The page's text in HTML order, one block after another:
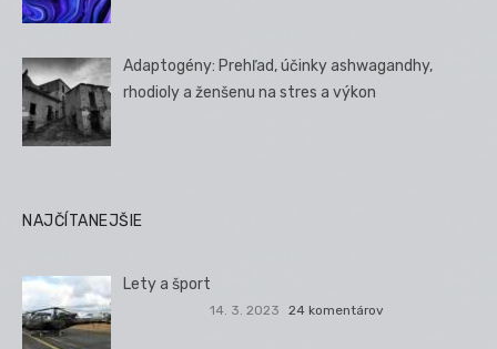
Adaptogény: Prehľad, účinky ashwagandhy,
rhodioly a ženšenu na stres a výkon
NAJČÍTANEJŠIE
Lety a šport
14. 3. 2023 24 komentárov